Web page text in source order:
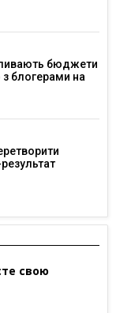
бюджети
з блогерами на
свою